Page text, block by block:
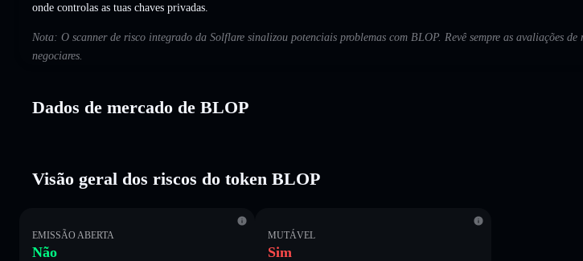
onde controlas as tuas chaves privadas.
Nota: O scanner de risco integrado da Solflare sinalizou potenciais problemas com BLOP. Revê sempre as avaliações de
negociares.
Dados de mercado de BLOP
Visão geral dos riscos do token BLOP
EMISSÃO ABERTA
Não
MUTÁVEL
Sim